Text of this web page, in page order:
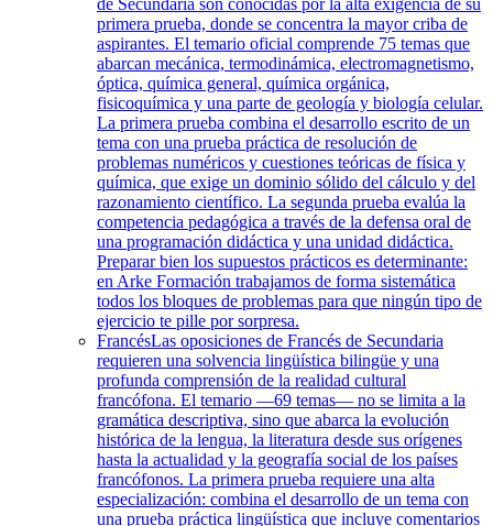
de Secundaria son conocidas por la alta exigencia de su
primera prueba, donde se concentra la mayor criba de
aspirantes. El temario oficial comprende 75 temas que
abarcan mecánica, termodinámica, electromagnetismo,
óptica, química general, química orgánica,
fisicoquímica y una parte de geología y biología celular.
La primera prueba combina el desarrollo escrito de un
tema con una prueba práctica de resolución de
problemas numéricos y cuestiones teóricas de física y
química, que exige un dominio sólido del cálculo y del
razonamiento científico. La segunda prueba evalúa la
competencia pedagógica a través de la defensa oral de
una programación didáctica y una unidad didáctica.
Preparar bien los supuestos prácticos es determinante:
en Arke Formación trabajamos de forma sistemática
todos los bloques de problemas para que ningún tipo de
ejercicio te pille por sorpresa.
FrancésLas oposiciones de Francés de Secundaria
requieren una solvencia lingüística bilingüe y una
profunda comprensión de la realidad cultural
francófona. El temario —69 temas— no se limita a la
gramática descriptiva, sino que abarca la evolución
histórica de la lengua, la literatura desde sus orígenes
hasta la actualidad y la geografía social de los países
francófonos. La primera prueba requiere una alta
especialización: combina el desarrollo de un tema con
una prueba práctica lingüística que incluye comentarios